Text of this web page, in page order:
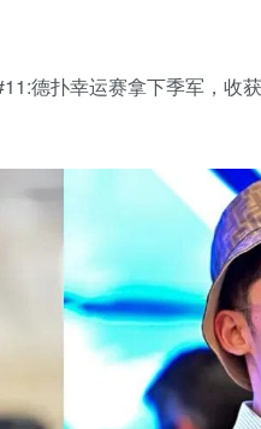
德扑幸运赛拿下季军，收